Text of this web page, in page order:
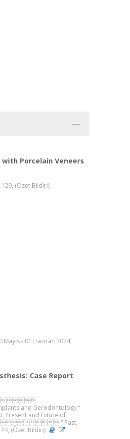
Porcelain Veneers
(Özet Bildiri)
- 01 Haziran 2024,
Case Report

Gerodontology ”
and Future of
 “ Past,
(Özet Bildiri)